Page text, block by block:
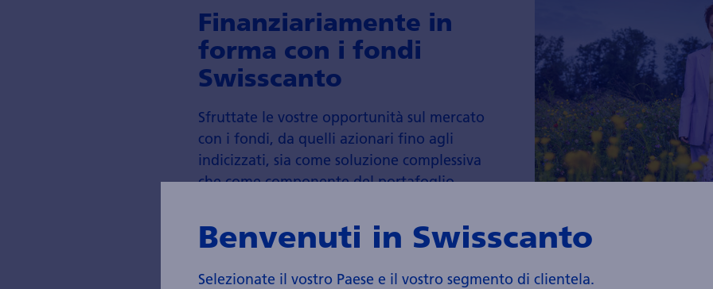
Finanziariamente in
forma con i fondi
Swisscanto
Sfruttate le vostre opportunità sul mercato
con i fondi, da quelli azionari fino agli
indicizzati, sia come soluzione complessiva
che come componente del portafoglio.
Benvenuti in Swisscanto
Selezionate il vostro Paese e il vostro segmento di clientela.